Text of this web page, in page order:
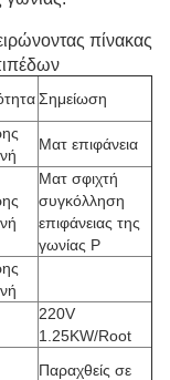
πίνακας
Σημείωση
Ματ επιφάνεια
Ματ σφιχτή
συγκόλληση
επιφάνειας της
γωνίας Ρ
220V
1.25KW/Root
Παραχθείς σε